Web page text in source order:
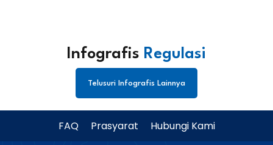
Infografis Regulasi
Telusuri Infografis Lainnya
FAQ Prasyarat Hubungi Kami